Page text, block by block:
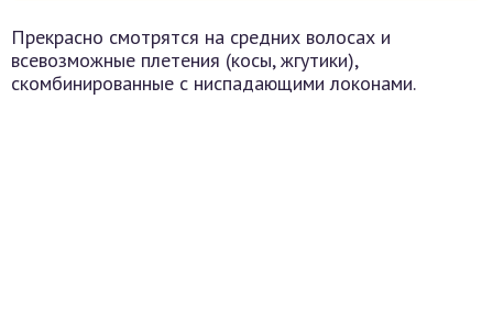
Прекрасно смотрятся на средних волосах и
всевозможные плетения (косы, жгутики),
скомбинированные с ниспадающими локонами.